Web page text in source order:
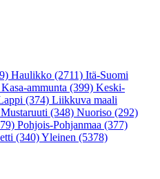
Haulikko (2711) Itä-Suomi
Kasa-ammunta (399) Keski-
(374) Liikkuva maali
Mustaruuti (348) Nuoriso (292)
Pohjois-Pohjanmaa (377)
(340)Yleinen (5378)